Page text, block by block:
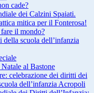
cade?
dei Calzini Spaiati.
mitica per il Fonterosa!
il mondo?
scuola dell’infanzia
al Bastone
celebrazione dei diritti dei
dell’infanzia Acropoli